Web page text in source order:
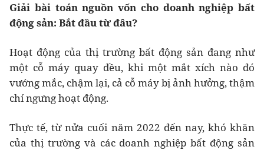
Giải bài toán nguồn vốn cho doanh nghiệp bất
động sản: Bắt đầu từ đâu?
Hoạt động của thị trường bất động sản đang như
một cỗ máy quay đều, khi một mắt xích nào đó
vướng mắc, chậm lại, cả cỗ máy bị ảnh hưởng, thậm
chí ngưng hoạt động.
Thực tế, từ nửa cuối năm 2022 đến nay, khó khăn
của thị trường và các doanh nghiệp bất động sản